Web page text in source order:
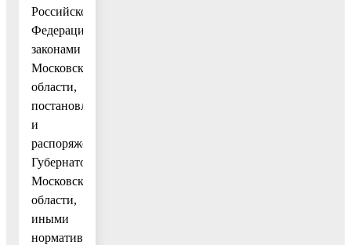
Российской
Федерации,
законами
Московской
области,
постановлениями
и
распоряжениями
Губернатора
Московской
области,
иными
нормативными